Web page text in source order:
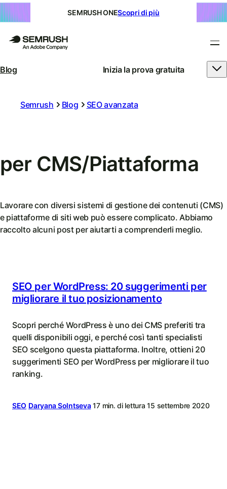
SEMRUSH ONEScopri di più
Blog Inizia la prova gratuita
Semrush Blog SEO avanzata
per CMS/Piattaforma
Lavorare con diversi sistemi di gestione dei contenuti (CMS)
e piattaforme di siti web può essere complicato. Abbiamo
raccolto alcuni post per aiutarti a comprenderli meglio.
SEO per WordPress: 20 suggerimenti per
migliorare il tuo posizionamento
Scopri perché WordPress è uno dei CMS preferiti tra
quelli disponibili oggi, e perché così tanti specialisti
SEO scelgono questa piattaforma. Inoltre, ottieni 20
suggerimenti SEO per WordPress per migliorare il tuo
ranking.
SEO Daryana Solntseva 17 min. di lettura 15 settembre 2020